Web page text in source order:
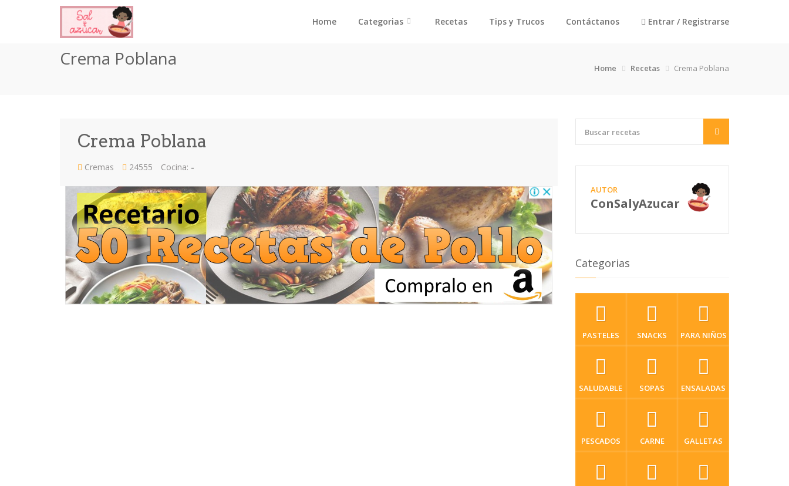
Home Categorias Recetas Tips y Trucos Contáctanos Entrar / Registrarse
Crema Poblana Home Recetas Crema Poblana
Crema Poblana
Cremas 24555 Cocina: -
AUTOR
ConSalyAzucar
Categorias
PASTELES SNACKS PARA NIÑOS
SALUDABLE SOPAS ENSALADAS
PESCADOS CARNE GALLETAS